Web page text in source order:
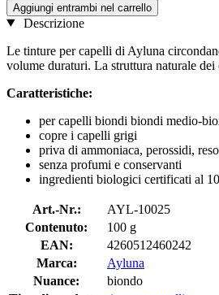
Aggiungi entrambi nel carrello
Descrizione
Le tinture per capelli di Ayluna
volume duraturi. La struttura naturale dei
Caratteristiche:
per capelli biondi biondi medio-
copre i capelli grigi
priva di ammoniaca, perossidi,
senza profumi e conservanti
ingredienti biologici certificati al
Art.-Nr.:
AYL-10025
Contenuto:
100 g
EAN:
4260512460242
Marca:
Ayluna
Nuance:
biondo